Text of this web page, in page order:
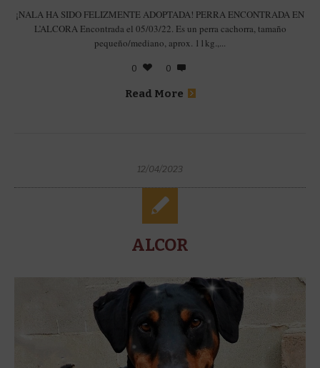
¡NALA HA SIDO FELIZMENTE ADOPTADA! PERRA ENCONTRADA EN
L’ALCORA Encontrada el 05/03/22. Es un perra cachorra, tamaño
pequeño/mediano, aprox. 11kg.,...
0 0
Read More
12/04/2023
ALCOR